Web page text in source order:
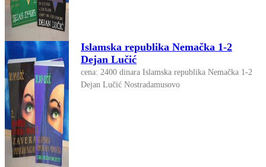
Islamska republika Nemačka 1-2
Dejan Lučić
cena: 2400 dinara Islamska republika Nemačka 1-2
Dejan Lučić Nostradamusovo